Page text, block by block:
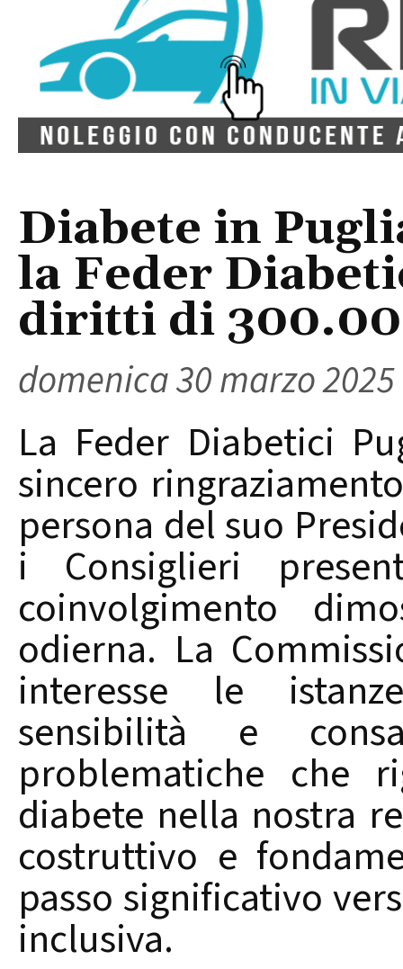
Diabete in
la Feder
diritti di
domenica 30 marzo 2025
La Feder Diabetici
sincero
persona del suo
i Consiglieri
coinvolgimento
odierna. La
interesse le
sensibilità e
problematiche che
diabete nella nostra
costruttivo e
passo significativo
inclusiva.